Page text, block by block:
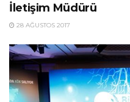
İletişim Müdürü
28 AĞUSTOS 2017